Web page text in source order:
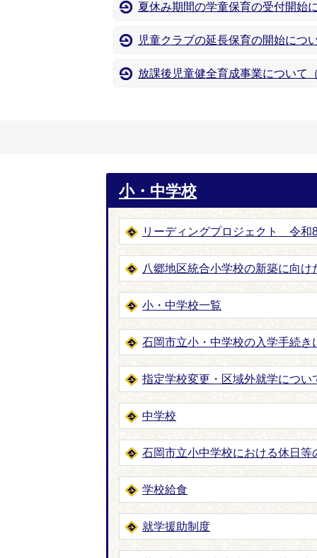
夏休み期間の学童保育の受付開始
児童クラブの延長保育の開始につ
放課後児童健全育成事業について
小・中学校
リーディングプロジェクト 令和
八郷地区統合小学校の新築に向け
小・中学校一覧
石岡市立小・中学校の入学手続き
指定学校変更・区域外就学につい
中学校
石岡市立小中学校における休日等
学校給食
就学援助制度